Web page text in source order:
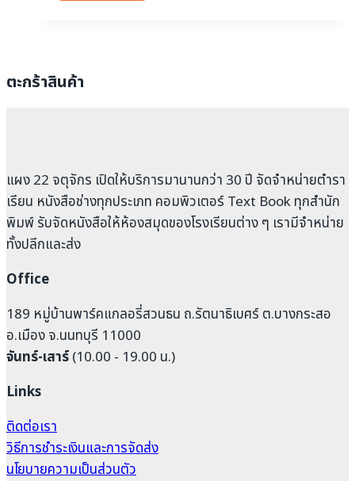
ตะกร้าสินค้า
แผง 22 จตุจักร เปิดให้บริการมานานกว่า 30 ปี จัดจำหน่ายตำรา
เรียน หนังสือช่างทุกประเภท คอมพิวเตอร์ Text Book ทุกสำนัก
พิมพ์ รับจัดหนังสือให้ห้องสมุดของโรงเรียนต่าง ๆ เรามีจำหน่าย
ทั้งปลีกและส่ง
Office
189 หมู่บ้านพาร์คแกลอรี่สวนธน ถ.รัตนาธิเบศร์ ต.บางกระสอ
อ.เมือง จ.นนทบุรี 11000
จันทร์-เสาร์(10.00 - 19.00 น.)
Links
ติดต่อเรา
วิธีการชำระเงินและการจัดส่ง
นโยบายความเป็นส่วนตัว